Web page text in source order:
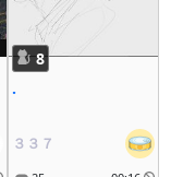
8
.
３３７